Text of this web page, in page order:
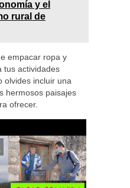
y el
rural de
empacar ropa y
tus actividades
olvides incluir una
hermosos paisajes
ofrecer.